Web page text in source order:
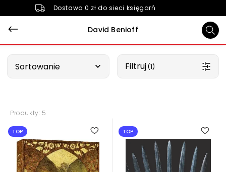
Dostawa 0 zł do sieci księgarń
David Benioff
Sortowanie Filtruj (1)
Produkty: 5
TOP TOP